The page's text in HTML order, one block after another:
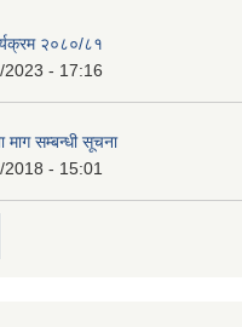
२०८०/८१
2023 - 17:16
माग सम्बन्धी सूचना
- 15:01